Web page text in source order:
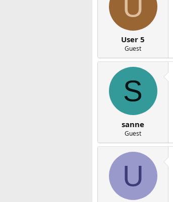
User 5
Guest
S
sanne
Guest
U